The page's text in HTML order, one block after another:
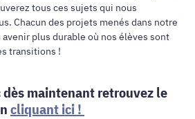
tous ces sujets qui nous
Chacun des projets menés dans notre
plus durable où nos élèves sont
transitions !
dès maintenant retrouvez le
cliquant ici !